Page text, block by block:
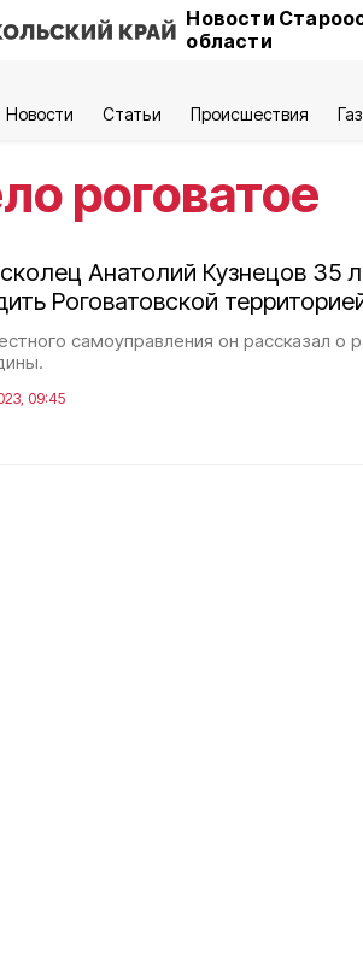
Новости
области
Новости Статьи Происшествия
роговатое
Анатолий Кузнецов 35
Роговатовской
самоуправления он рассказал о
09:45